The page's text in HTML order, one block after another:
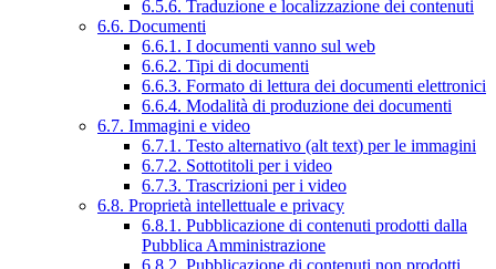
6.5.6. Traduzione e localizzazione dei contenuti
6.6. Documenti
6.6.1. I documenti vanno sul web
6.6.2. Tipi di documenti
6.6.3. Formato di lettura dei documenti elettronici
6.6.4. Modalità di produzione dei documenti
6.7. Immagini e video
6.7.1. Testo alternativo (alt text) per le immagini
6.7.2. Sottotitoli per i video
6.7.3. Trascrizioni per i video
6.8. Proprietà intellettuale e privacy
6.8.1. Pubblicazione di contenuti prodotti dalla
Pubblica Amministrazione
6.8.2. Pubblicazione di contenuti non prodotti